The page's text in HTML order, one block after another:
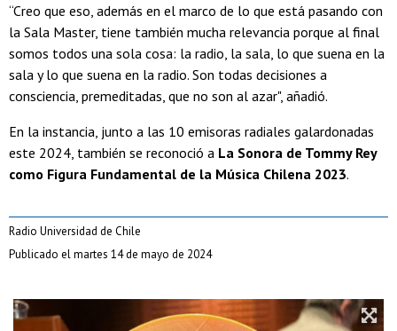
“Creo que eso, además en el marco de lo que está pasando con
la Sala Master, tiene también mucha relevancia porque al final
somos todos una sola cosa: la radio, la sala, lo que suena en la
sala y lo que suena en la radio. Son todas decisiones a
consciencia, premeditadas, que no son al azar", añadió.
En la instancia, junto a las 10 emisoras radiales galardonadas
este 2024, también se reconoció a La Sonora de Tommy Rey
como Figura Fundamental de la Música Chilena 2023.
Radio Universidad de Chile
Publicado el martes 14 de mayo de 2024